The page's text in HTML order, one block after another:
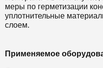
меры по герметизации
уплотнительные
слоем.
Применяемое